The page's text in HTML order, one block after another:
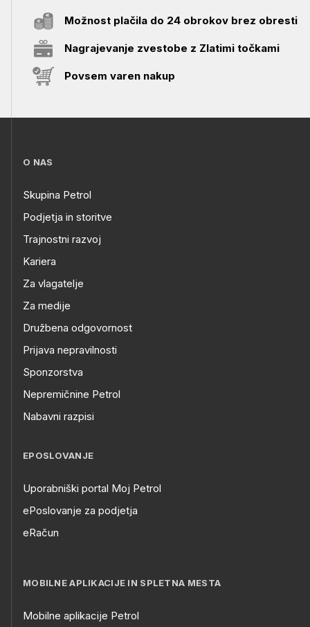
Možnost plačila do 24 obrokov brez obresti
Nagrajevanje zvestobe z Zlatimi točkami
Povsem varen nakup
O NAS
Skupina Petrol
Podjetja in storitve
Trajnostni razvoj
Kariera
Za vlagatelje
Za medije
Družbena odgovornost
Prijava nepravilnosti
Sponzorstva
Nepremičnine Petrol
Nabavni razpisi
EPOSLOVANJE
Uporabniški portal Moj Petrol
ePoslovanje za podjetja
eRačun
MOBILNE APLIKACIJE IN SPLETNA MESTA
Mobilne aplikacije Petrol